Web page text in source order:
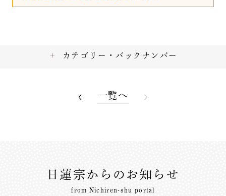
カテゴリー・バックナンバー
一覧へ
日蓮宗からのお知らせ
from Nichiren-shu portal